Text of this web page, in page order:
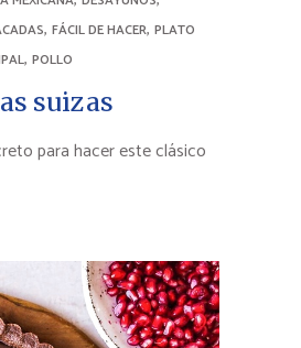
, FÁCIL DE HACER, PLATO
, POLLO
suizas
para hacer este clásico